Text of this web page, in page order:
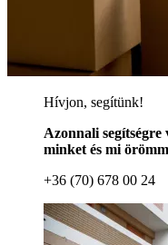
Hívjon, segítünk!
Azonnali segítségre
minket és mi
+36 (70) 678 00 24